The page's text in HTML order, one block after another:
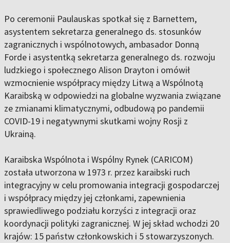
Po ceremonii Paulauskas spotkał się z Barnettem,
asystentem sekretarza generalnego ds. stosunków
zagranicznych i wspólnotowych, ambasador Donną
Forde i asystentką sekretarza generalnego ds. rozwoju
ludzkiego i społecznego Alison Drayton i omówił
wzmocnienie współpracy między Litwą a Wspólnotą
Karaibską w odpowiedzi na globalne wyzwania związane
ze zmianami klimatycznymi, odbudową po pandemii
COVID-19 i negatywnymi skutkami wojny Rosji z
Ukrainą.
Karaibska Wspólnota i Wspólny Rynek (CARICOM)
została utworzona w 1973 r. przez karaibski ruch
integracyjny w celu promowania integracji gospodarczej
i współpracy między jej członkami, zapewnienia
sprawiedliwego podziału korzyści z integracji oraz
koordynacji polityki zagranicznej. W jej skład wchodzi 20
krajów: 15 państw członkowskich i 5 stowarzyszonych.